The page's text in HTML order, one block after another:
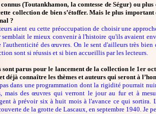
(Toutankhamon, la comtesse de Ségur) ou
collection de bien s’étoffer. Mais le plus
?
aient eu cette préoccupation de choisir une
le mieux convenir à l'histoire qu'ils avaient
l'authenticité des œuvres. On le sent d'ailleurs très
sont si réussis et si bien accueillis par les lecteurs.
parus pour le lancement de la collection le 1er
déjà connaître les thèmes et auteurs qui seront à
dans une programmation dont la rigidité pourrait
mais des œuvres qui verront le jour au fur et à
à prévoir six à huit mois à l'avance ce qui
de la grotte de Lascaux, en septembre 1940. Je